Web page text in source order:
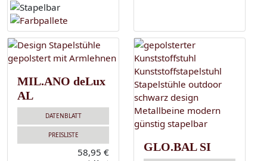
MIL.ANO deLux
AL
DATENBLATT
PREISLISTE
58,95 € GLO.BAL SI